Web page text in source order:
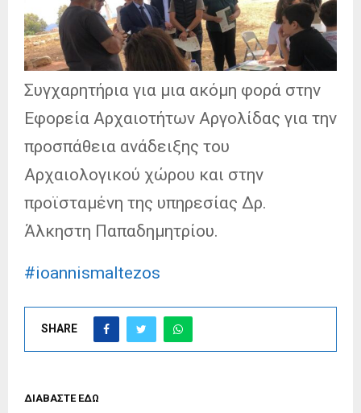
Συγχαρητήρια για μια ακόμη φορά στην
Εφορεία Αρχαιοτήτων Αργολίδας για την
προσπάθεια ανάδειξης του
Αρχαιολογικού χώρου και στην
προϊσταμένη της υπηρεσίας Δρ.
Άλκηστη Παπαδημητρίου.
#ioannismaltezos
SHARE
ΔΙΑΒΑΣΤΕ ΕΔΩ